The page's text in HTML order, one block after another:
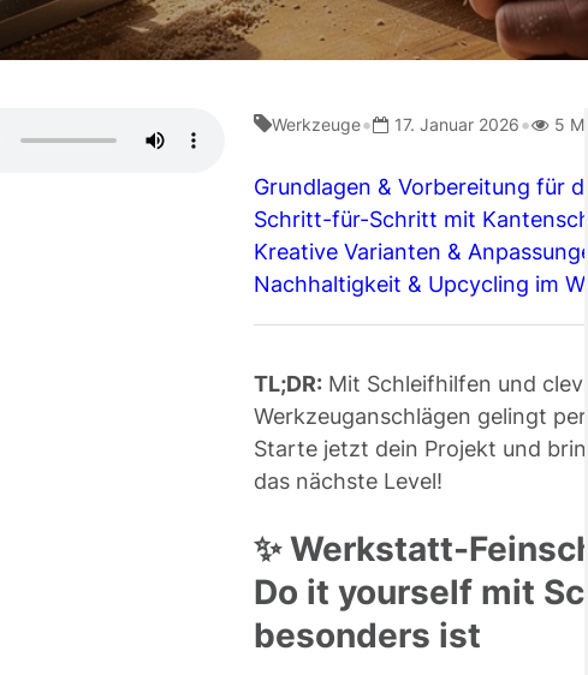
Werkzeuge• 17. Januar 2026• 5
Grundlagen & Vorbereitung für
Schritt-für-Schritt mit
Kreative Varianten &
Nachhaltigkeit & Upcycling im
TL;DR: Mit Schleifhilfen und
Werkzeuganschlägen gelingt
Starte jetzt dein Projekt und
das nächste Level!
✨ Werkstatt-
Do it yourself mit
besonders ist